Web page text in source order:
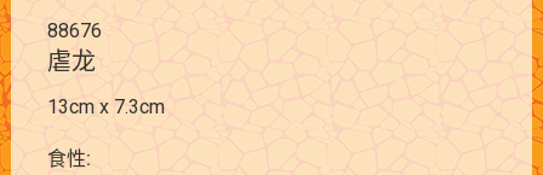
88676
虐龙
13cm x 7.3cm
食性: